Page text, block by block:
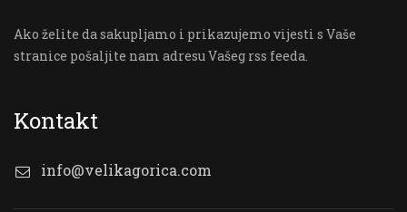
Ako želite da sakupljamo i prikazujemo vijesti s Vaše
stranice pošaljite nam adresu Vašeg rss feeda.
Kontakt
info@velikagorica.com